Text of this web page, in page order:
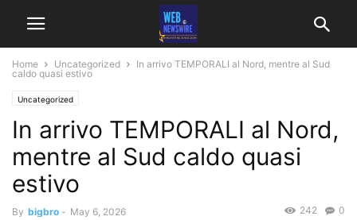
Home Uncategorized
In arrivo TEMPORALI al Nord, mentre al Sud
caldo quasi estivo
Uncategorized
In arrivo TEMPORALI al Nord,
mentre al Sud caldo quasi
estivo
By bigbro - May 6, 2026 0
242